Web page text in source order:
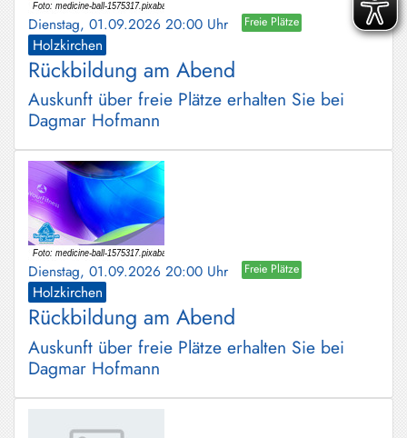
Dienstag, 01.09.2026 20:00 Uhr Freie Plätze
Holzkirchen
Rückbildung am Abend
Auskunft über freie Plätze erhalten Sie bei
Dagmar Hofmann
Dienstag, 01.09.2026 20:00 Uhr Freie Plätze
Holzkirchen
Rückbildung am Abend
Auskunft über freie Plätze erhalten Sie bei
Dagmar Hofmann